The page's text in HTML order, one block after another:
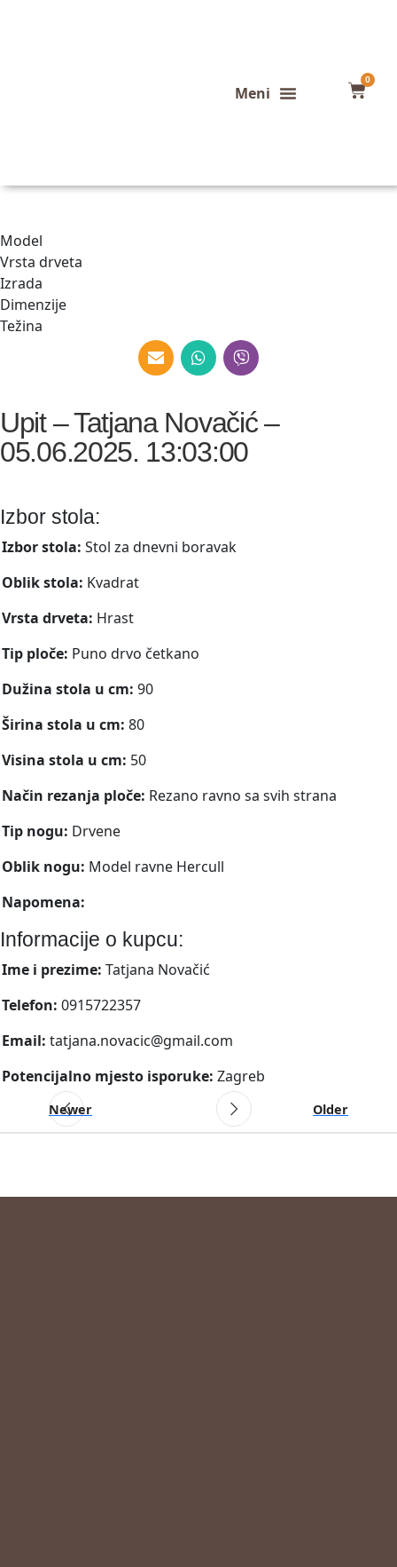
0
Model
Vrsta drveta
Izrada
Dimenzije
Težina
Upit – Tatjana Novačić –
05.06.2025. 13:03:00
Izbor stola:
Izbor stola: Stol za dnevni boravak
Oblik stola: Kvadrat
Vrsta drveta: Hrast
Tip ploče: Puno drvo četkano
Dužina stola u cm: 90
Širina stola u cm: 80
Visina stola u cm: 50
Način rezanja ploče: Rezano ravno sa svih strana
Tip nogu: Drvene
Oblik nogu: Model ravne Hercull
Napomena:
Informacije o kupcu:
Ime i prezime: Tatjana Novačić
Telefon: 0915722357
Email: tatjana.novacic@gmail.com
Potencijalno mjesto isporuke: Zagreb
Newer Older